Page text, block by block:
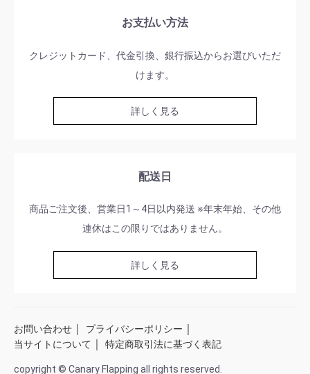
お支払い方法
クレジットカード、代金引換、銀行振込からお選びいただ
けます。
詳しく見る
配送日
商品ご注文後、営業日1～4日以内発送 ※年末年始、その他
連休はこの限りではありません。
詳しく見る
お問い合わせ ｜ プライバシーポリシー ｜
当サイトについて ｜ 特定商取引法に基づく表記
copyright © Canary Flapping all rights reserved.